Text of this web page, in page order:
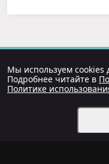
Мы используем cookies
Подробнее читайте в
Политике